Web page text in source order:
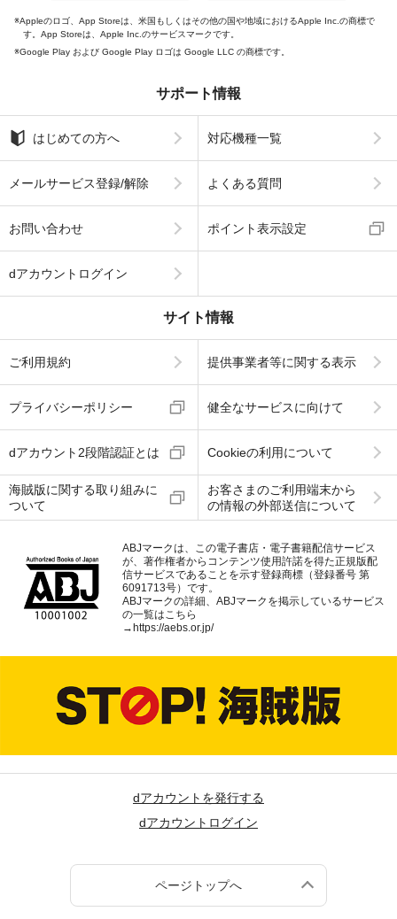
Appleのロゴ、App Storeは、米国もしくはその他の国や地域におけるApple Inc.の商標で
す。App Storeは、Apple Inc.のサービスマークです。
Google Play および Google Play ロゴは Google LLC の商標です。
サポート情報
はじめての方へ 対応機種一覧
メールサービス登録/解除 よくある質問
お問い合わせ ポイント表示設定
dアカウントログイン
サイト情報
ご利用規約 提供事業者等に関する表示
プライバシーポリシー 健全なサービスに向けて
dアカウント2段階認証とは Cookieの利用について
海賊版に関する取り組みに
ついて
お客さまのご利用端末から
の情報の外部送信について
ABJマークは、この電子書店・電子書籍配信サービス
が、著作権者からコンテンツ使用許諾を得た正規版配
信サービスであることを示す登録商標（登録番号 第
6091713号）です。
ABJマークの詳細、ABJマークを掲示しているサービス
の一覧はこちら
→ https://aebs.or.jp/
dアカウントを発行する
dアカウントログイン
ページトップへ